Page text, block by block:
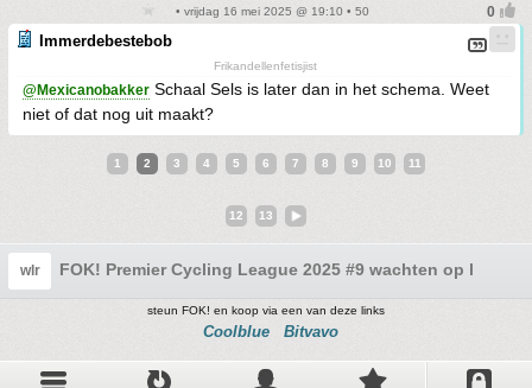
• vrijdag 16 mei 2025 @ 19:10 • 50
Immerdebestebob
Frikandellenfetisjist
@Mexicanobakker Schaal Sels is later dan in het schema. Weet
niet of dat nog uit maakt?
1 2 3 4 5 6 7 8 9 10 11
12 13
wlr FOK! Premier Cycling League 2025 #9 wachten op het
steun FOK! en koop via een van deze links
Coolblue Bitvavo